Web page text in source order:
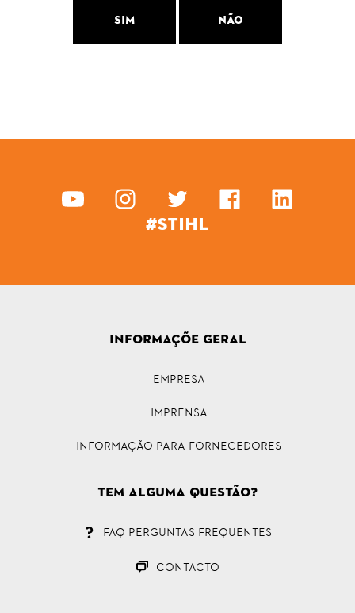
Sim Não
#STIHL
INFORMAÇÕE GERAL
Empresa
Imprensa
INFORMAÇÃO PARA FORNECEDORES
Tem alguma questão?
FAQ Perguntas Frequentes
CONTACTO